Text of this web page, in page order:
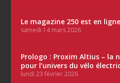
Le magazine 250 est en ligne
samedi 14 mars 2026
Prologo : Proxim Altius – la
pour l’univers du vélo
lundi 23 février 2026